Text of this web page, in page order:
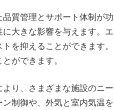
質管理とサポート体制が功
大きな影響を与えます。エ
を抑えることができます。
ができます。
り、さまざまな施設のニー
制御や、外気と室内気温を